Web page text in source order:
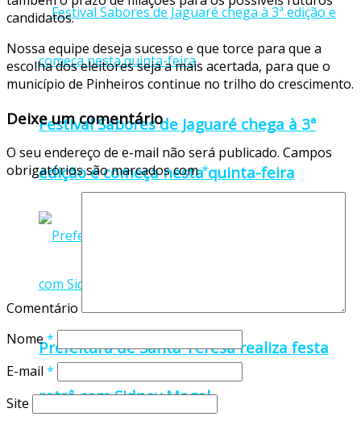
Festival Sabores de Jaguaré chega à 3ª
edição e começa nesta quinta-feira
Prefeitura de Santa Teresa realiza festa
retrô com Sidney Magal
candidatos.
Nossa equipe deseja sucesso e que torce para que a
escolha dos eleitores seja a mais acertada, para que o
município de Pinheiros continue no trilho do crescimento.
Deixe um comentário
O seu endereço de e-mail não será publicado. Campos
obrigatórios são marcados com*
Comentário
Nome*
E-mail *
Site